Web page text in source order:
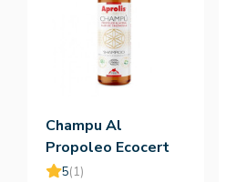
Champu Al
Propoleo Ecocert
200ml
5(1)